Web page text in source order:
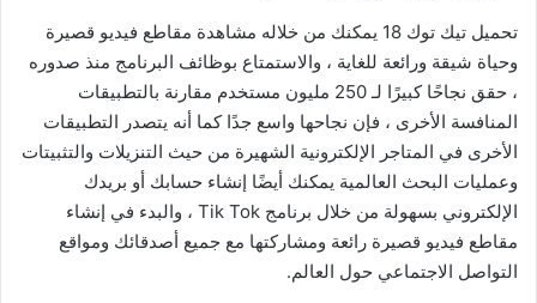
تحميل تيك توك 18 يمكنك من خلاله مشاهدة مقاطع فيديو قصيرة
وحياة شيقة ورائعة للغاية ، والاستمتاع بوظائف البرنامج منذ صدوره
، حقق نجاحًا كبيرًا لـ 250 مليون مستخدم مقارنة بالتطبيقات
المنافسة الأخرى ، فإن نجاحها واسع جدًا كما أنه يتصدر التطبيقات
الأخرى في المتاجر الإلكترونية الشهيرة من حيث التنزيلات والتثبيتات
وعمليات البحث العالمية يمكنك أيضًا إنشاء حسابك أو بريدك
الإلكتروني بسهولة من خلال برنامج Tik Tok ، والبدء في إنشاء
مقاطع فيديو قصيرة رائعة ومشاركتها مع جميع أصدقائك ومواقع
التواصل الاجتماعي حول العالم.